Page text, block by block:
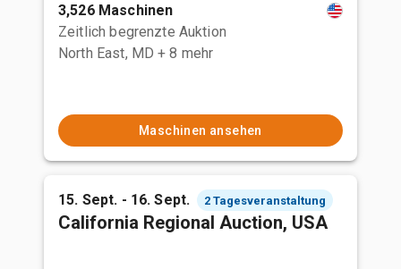
3,526 Maschinen
Zeitlich begrenzte Auktion
North East, MD + 8 mehr
Maschinen ansehen
15. Sept. - 16. Sept. 2 Tagesveranstaltung
California Regional Auction, USA